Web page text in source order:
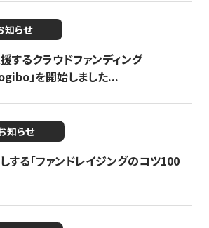
知らせ
するクラウドファンディング
」を開始しました...
知らせ
する「ファンドレイジングのコツ100